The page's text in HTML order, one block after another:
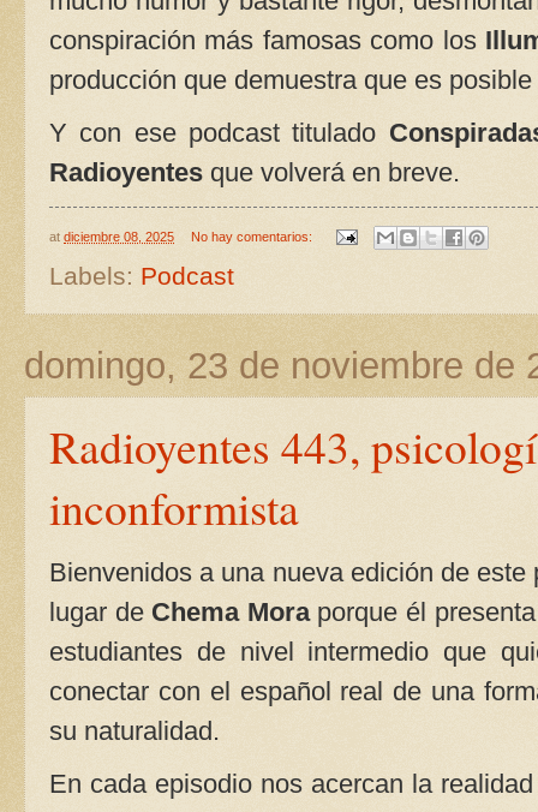
conspiración más famosas como los
producción que demuestra que es
Y con ese podcast titulado
Radioyentes que volverá en breve.
at diciembre 08, 2025 No hay comentarios:
Labels: Podcast
domingo, 23 de noviembre de
Radioyentes 443,
inconformista
Bienvenidos a una nueva edición de
lugar de Chema Moraporque él
estudiantes de nivel intermedio que
conectar con el español real de una
su naturalidad.
En cada episodio nos acercan la